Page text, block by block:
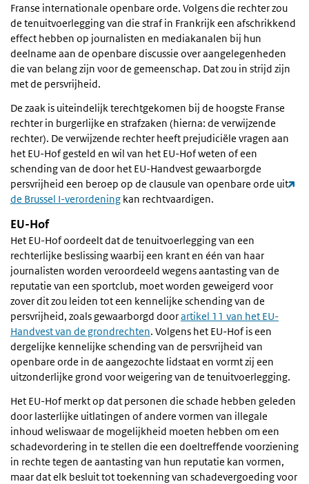
Franse internationale openbare orde. Volgens die rechter zou
de tenuitvoerlegging van die straf in Frankrijk een afschrikkend
effect hebben op journalisten en mediakanalen bij hun
deelname aan de openbare discussie over aangelegenheden
die van belang zijn voor de gemeenschap. Dat zou in strijd zijn
met de persvrijheid.
De zaak is uiteindelijk terechtgekomen bij de hoogste Franse
rechter in burgerlijke en strafzaken (hierna: de verwijzende
rechter). De verwijzende rechter heeft prejudiciële vragen aan
het EU-Hof gesteld en wil van het EU-Hof weten of een
schending van de door het EU-Handvest gewaarborgde
persvrijheid een beroep op de clausule van openbare orde uit
de Brussel I-verordening kan rechtvaardigen.
EU-Hof
Het EU-Hof oordeelt dat de tenuitvoerlegging van een
rechterlijke beslissing waarbij een krant en één van haar
journalisten worden veroordeeld wegens aantasting van de
reputatie van een sportclub, moet worden geweigerd voor
zover dit zou leiden tot een kennelijke schending van de
persvrijheid, zoals gewaarborgd doorartikel 11 van het EU-
Handvest van de grondrechten. Volgens het EU-Hof is een
dergelijke kennelijke schending van de persvrijheid van
openbare orde in de aangezochte lidstaat en vormt zij een
uitzonderlijke grond voor weigering van de tenuitvoerlegging.
Het EU-Hof merkt op dat personen die schade hebben geleden
door lasterlijke uitlatingen of andere vormen van illegale
inhoud weliswaar de mogelijkheid moeten hebben om een
schadevordering in te stellen die een doeltreffende voorziening
in rechte tegen de aantasting van hun reputatie kan vormen,
maar dat elk besluit tot toekenning van schadevergoeding voor